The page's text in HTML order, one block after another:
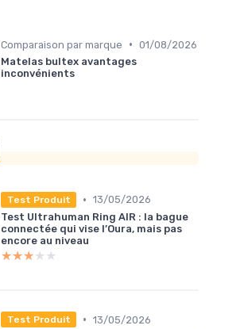
Comparaison par marque • 01/08/2026
Matelas bultex avantages
inconvénients
Test Produit • 13/05/2026
Test Ultrahuman Ring AIR : la bague
connectée qui vise l’Oura, mais pas
encore au niveau
★★★★★
★★★★★
Test Produit • 13/05/2026